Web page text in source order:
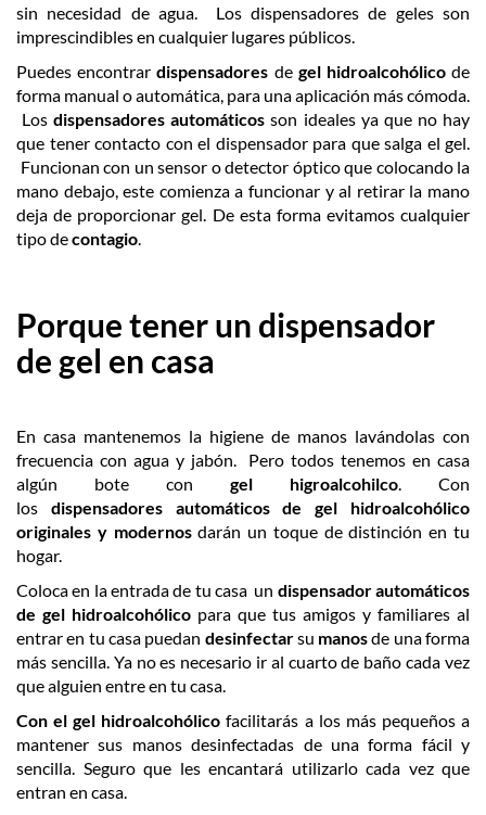
sin necesidad de agua. Los dispensadores de geles son
imprescindibles en cualquier lugares públicos.
Puedes encontrardispensadores de gel hidroalcohólicode
forma manual o automática, para una aplicación más cómoda.
Losdispensadores automáticos son ideales ya que no hay
que tener contacto con el dispensador para que salga el gel.
Funcionan con un sensor o detector óptico que colocando la
mano debajo, este comienza a funcionar y al retirar la mano
deja de proporcionar gel. De esta forma evitamos cualquier
tipo decontagio
Porque tener un dispensador
de gel en casa
En casa mantenemos la higiene de manos lavándolas con
frecuencia con agua y jabón. Pero todos tenemos en casa
algún bote con gel higroalcohilco . Con
los dispensadores
automáticos de gel hidroalcohólico
originales y modernosdarán un toque de distinción en tu
hogar.
Coloca en la entrada de tu casa un dispensadorautomáticos
de gel hidroalcohólico para que tus amigos y familiares al
entrar en tu casa puedan desinfectarsu manosde una forma
más sencilla. Ya no es necesario ir al cuarto de baño cada vez
que alguien entre en tu casa.
Con el gel hidroalcohólicofacilitarás a los más pequeños a
mantener sus manos desinfectadas de una forma fácil y
sencilla. Seguro que les encantará utilizarlo cada vez que
entran en casa.